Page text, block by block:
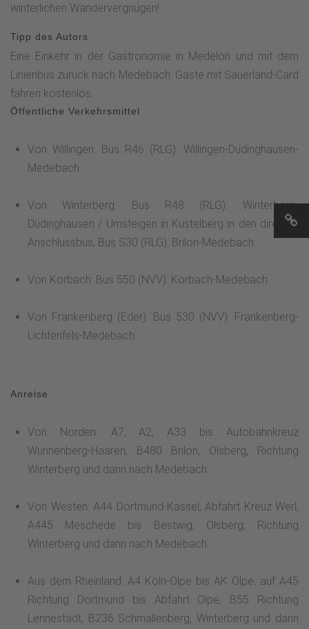
winterlichen Wandervergnügen!
Tipp des Autors
Eine Einkehr in der Gastronomie in Medelon und mit dem
Linienbus zurück nach Medebach. Gäste mit Sauerland-Card
fahren kostenlos.
Öffentliche Verkehrsmittel
Von Willingen: Bus R46 (RLG): Willingen-Düdinghausen-
Medebach
Von Winterberg: Bus R48 (RLG): Winterberg-
Düdinghausen / Umsteigen in Küstelberg in den direkten
Anschlussbus, Bus S30 (RLG): Brilon-Medebach
Von Korbach: Bus 550 (NVV): Korbach-Medebach
Von Frankenberg (Eder): Bus 530 (NVV): Frankenberg-
Lichtenfels-Medebach
Anreise
Von Norden: A7, A2, A33 bis Autobahnkreuz
Wünnenberg-Haaren, B480 Brilon, Olsberg, Richtung
Winterberg und dann nach Medebach.
Von Westen: A44 Dortmund-Kassel, Abfahrt Kreuz Werl,
A445 Meschede bis Bestwig, Olsberg, Richtung
Winterberg und dann nach Medebach.
Aus dem Rheinland: A4 Köln-Olpe bis AK Olpe, auf A45
Richtung Dortmund bis Abfahrt Olpe, B55 Richtung
Lennestadt, B236 Schmallenberg, Winterberg und dann